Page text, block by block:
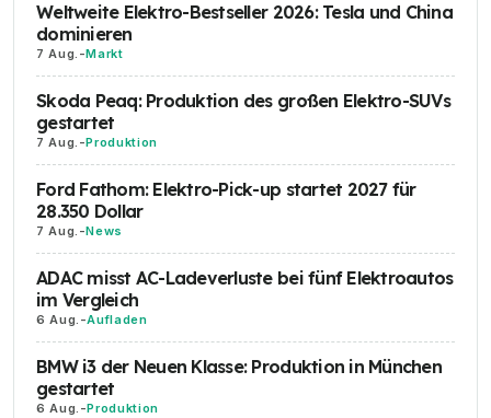
Weltweite Elektro-Bestseller 2026: Tesla und China
dominieren
7 Aug. -Markt
Skoda Peaq: Produktion des großen Elektro-SUVs
gestartet
7 Aug. -Produktion
Ford Fathom: Elektro-Pick-up startet 2027 für
28.350 Dollar
7 Aug. -News
ADAC misst AC-Ladeverluste bei fünf Elektroautos
im Vergleich
6 Aug. -Aufladen
BMW i3 der Neuen Klasse: Produktion in München
gestartet
6 Aug. -Produktion